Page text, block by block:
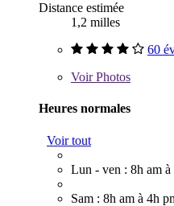
Distance estimée
1,2 milles
60
VoirPhotos
Heures normales
Voir tout
Lun - ven : 8h am à
Sam : 8h am à 4h